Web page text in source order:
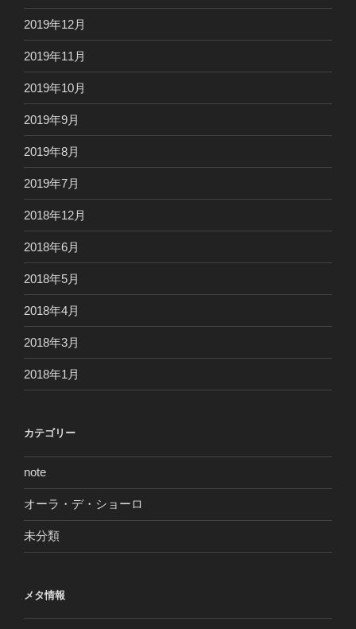
2019年12月
2019年11月
2019年10月
2019年9月
2019年8月
2019年7月
2018年12月
2018年6月
2018年5月
2018年4月
2018年3月
2018年1月
カテゴリー
note
オーラ・デ・ショーロ
未分類
メタ情報